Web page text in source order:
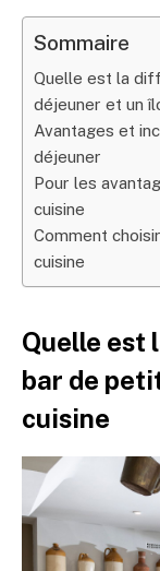
Sommaire
Quelle est la
déjeuner et un
Avantages et
déjeuner
Pour les
cuisine
Comment
cuisine
Quelle est
bar de
cuisine